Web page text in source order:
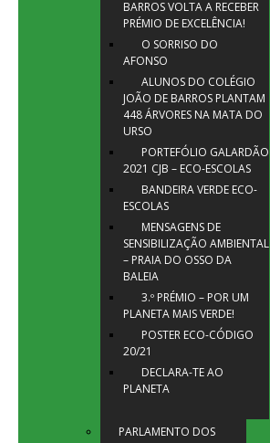
BARROS VOLTA A RECEBER
PRÉMIO DE EXCELÊNCIA!
O SORRISO DO
AFONSO
ALUNOS DO COLÉGIO
JOÃO DE BARROS PLANTAM
448 ÁRVORES NA MATA DO
URSO
PORTEFÓLIO GALARDÃO
2021 CJB – ECO-ESCOLAS
BANDEIRA VERDE ECO-
ESCOLAS
MENSAGENS DE
SENSIBILIZAÇÃO AMBIENTAL
– PRAIA DO OSSO DA
BALEIA
3.º PRÉMIO – POR UM
PLANETA MAIS VERDE!
POSTER ECO-CÓDIGO
20/21
DECLARA-TE AO
PLANETA
PARLAMENTO DOS